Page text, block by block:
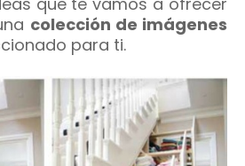
colección de imágenes
para ti.